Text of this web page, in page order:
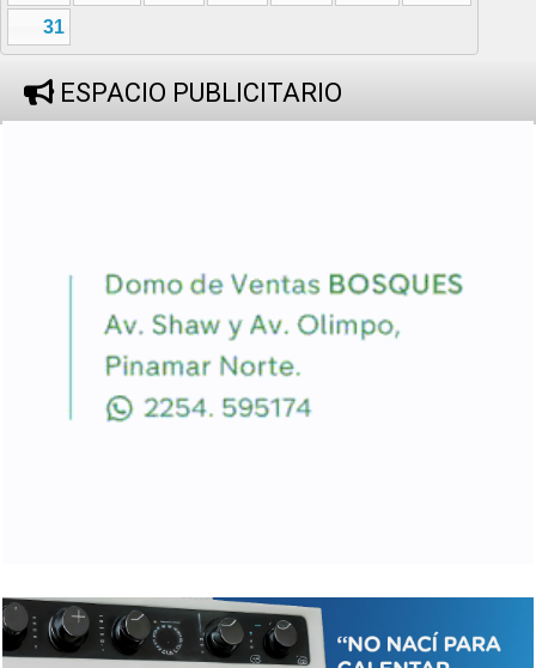
31
ESPACIO PUBLICITARIO